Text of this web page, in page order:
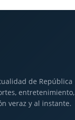
de República
entretenimiento,
veraz y al instante.